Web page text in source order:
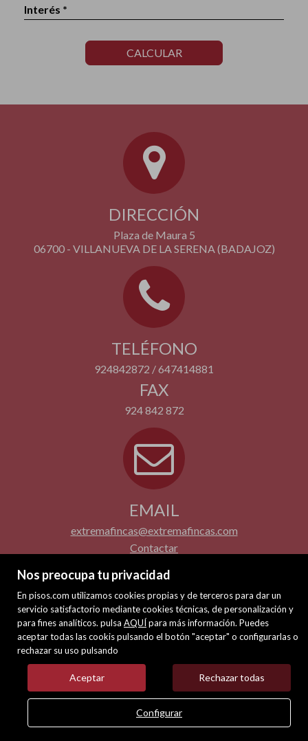
Nos preocupa tu privacidad
En pisos.com utilizamos cookies propias y de terceros para dar un
servicio satisfactorio mediante cookies técnicas, de personalización y
para fines analíticos. pulsa AQUÍ para más información. Puedes
aceptar todas las cookis pulsando el botón "aceptar" o configurarlas o
rechazar su uso pulsando
Aceptar Rechazar todas
Configurar
Interés *
CALCULAR
DIRECCIÓN
Plaza de Maura 5
06700 - VILLANUEVA DE LA SERENA (BADAJOZ)
TELÉFONO
924842872 / 647414881
FAX
924 842 872
EMAIL
extremafincas@extremafincas.com
Contactar